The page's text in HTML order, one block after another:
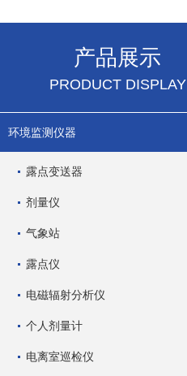
产品展示
PRODUCT DISPLAY
环境监测仪器
露点变送器
剂量仪
气象站
露点仪
电磁辐射分析仪
个人剂量计
电离室巡检仪